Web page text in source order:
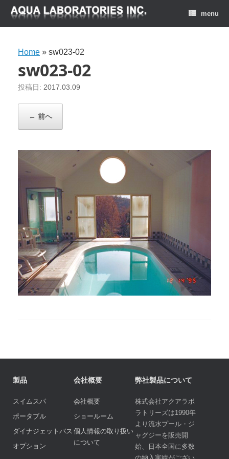
menu
Home » sw023-02
sw023-02
投稿日: 2017.03.09
← 前へ
製品
スイムスパ
ポータブル
ダイナジェットバス
オプション
会社概要
会社概要
ショールーム
個人情報の取り扱い
について
弊社製品について
株式会社アクアラボ
ラトリーズは1990年
より流水プール・ジ
ャグジーを販売開
始、日本全国に多数
の納入実績がござい